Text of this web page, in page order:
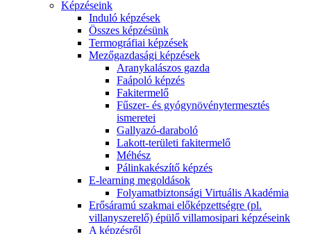
Képzéseink
Induló képzések
Összes képzésünk
Termográfiai képzések
Mezőgazdasági képzések
Aranykalászos gazda
Faápoló képzés
Fakitermelő
Fűszer- és gyógynövénytermesztés
ismeretei
Gallyazó-daraboló
Lakott-területi fakitermelő
Méhész
Pálinkakészítő képzés
E-learning megoldások
Folyamatbiztonsági Virtuális Akadémia
Erősáramú szakmai előképzettségre (pl.
villanyszerelő) épülő villamosipari képzéseink
A képzésről